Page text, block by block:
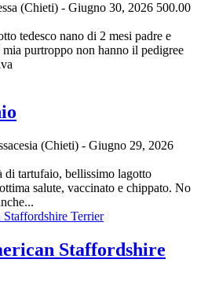
(Chieti) - Giugno 30, 2026 500.00
tedesco nano di 2 mesi padre e
purtroppo non hanno il pedigree
(Chieti) - Giugno 29, 2026
di tartufaio, bellissimo lagotto
salute, vaccinato e chippato. No
Staffordshire